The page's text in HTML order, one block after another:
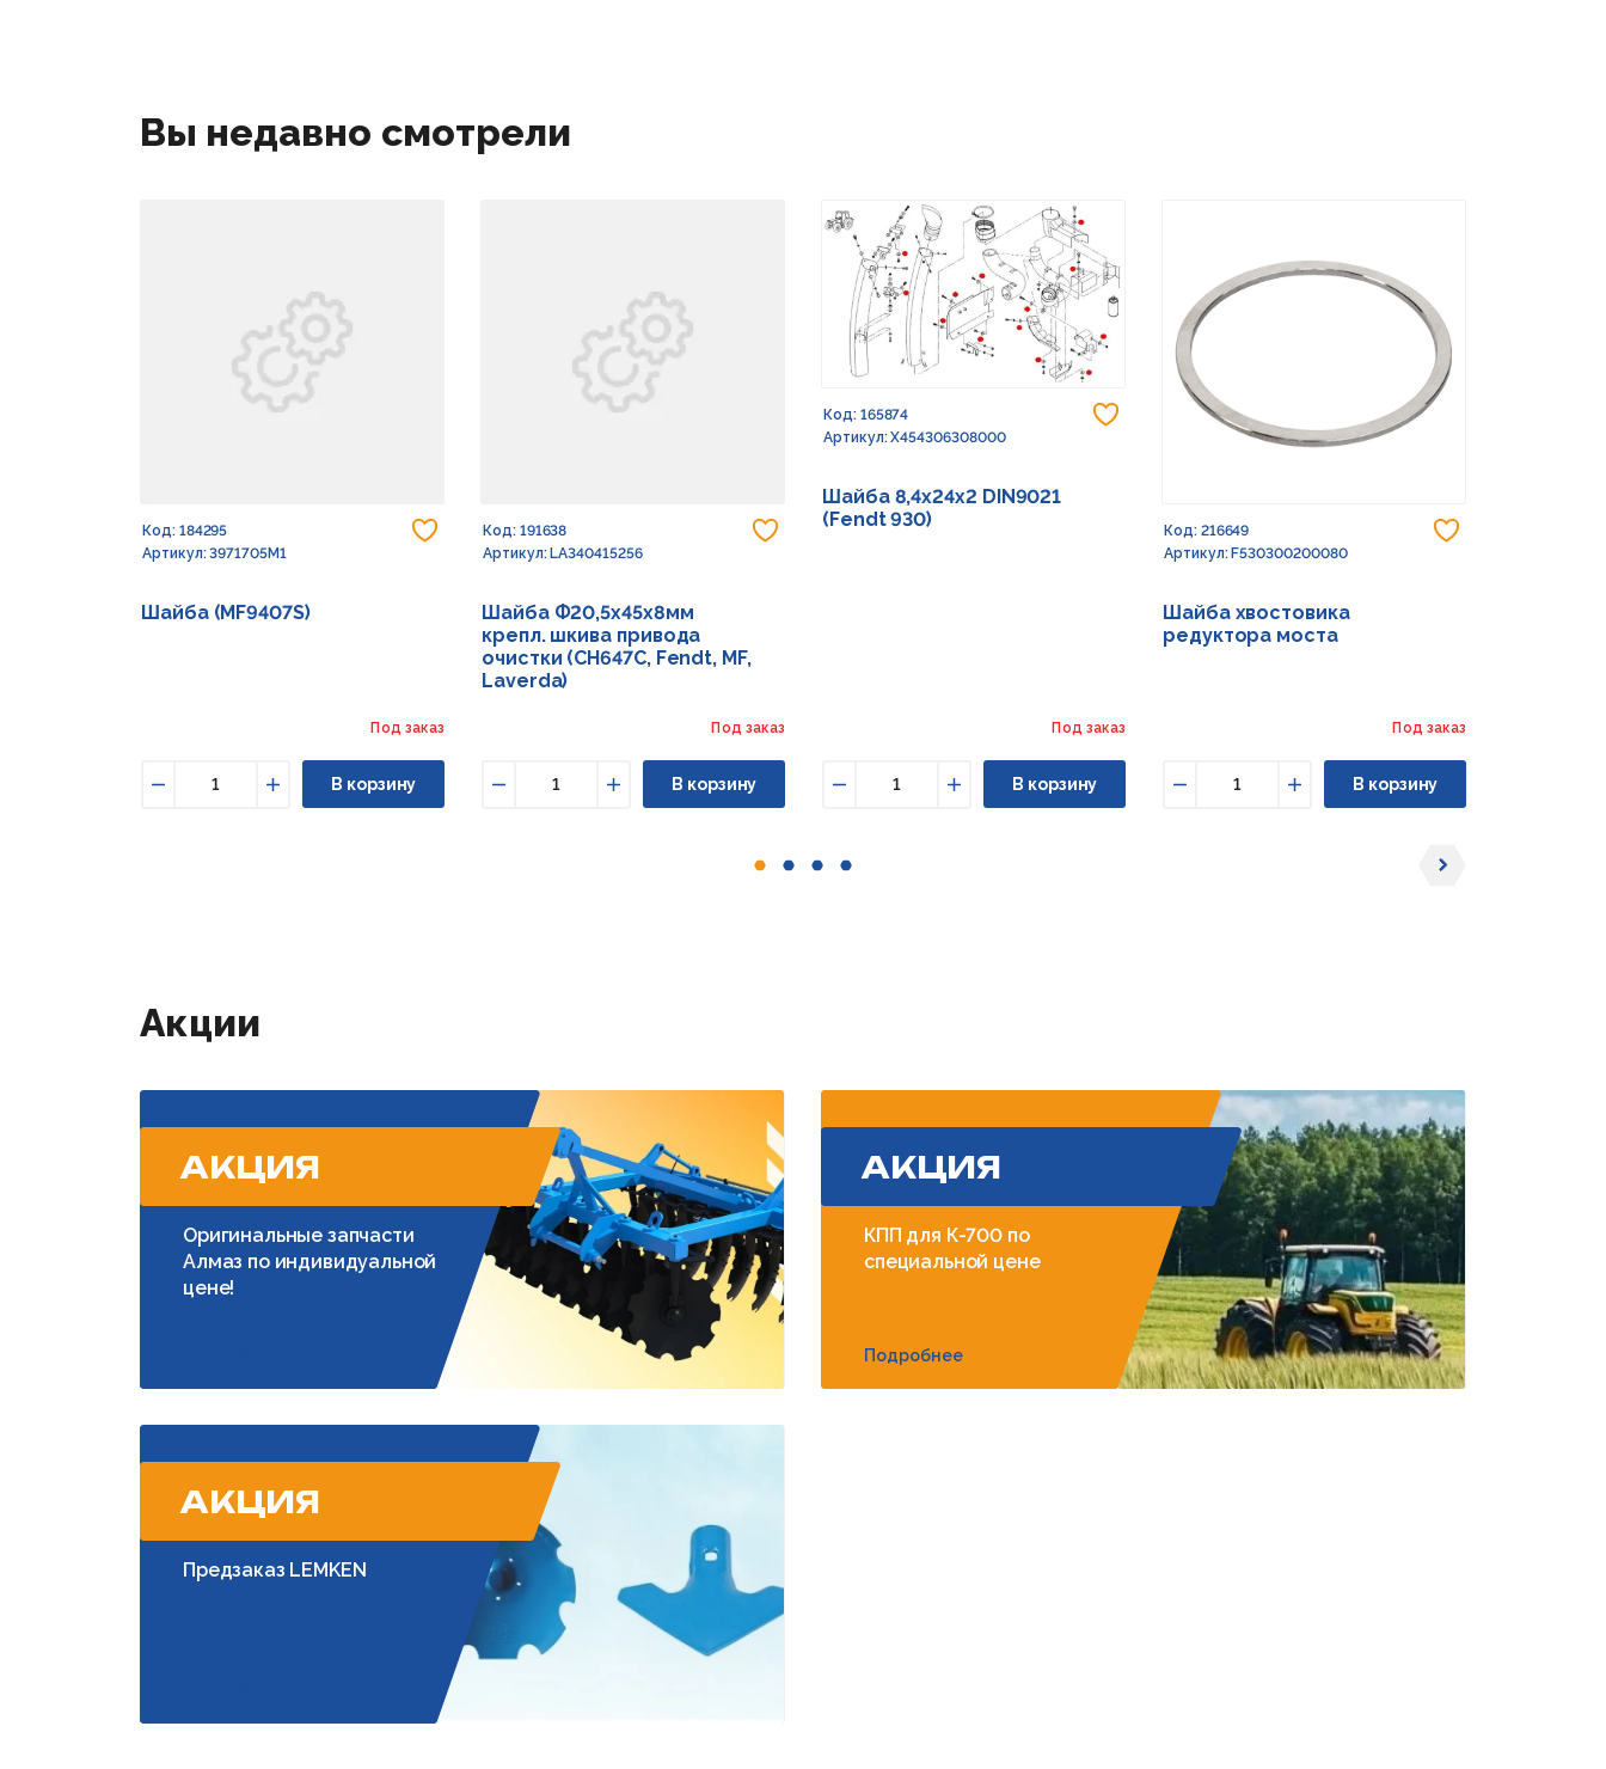
Вы недавно смотрели
Добавить в избранное
Код: 184295
Артикул: 3971705M1
Шайба (MF9407S)
Под заказ
Увеличить
В корзину
Добавить в избранное
Код: 191638
Артикул: LA340415256
Шайба Ф20,5х45х8мм
крепл. шкива привода
очистки (CH647C, Fendt, MF,
Laverda)
Под заказ
Увеличить
В корзину
Добавить в избранное
Код: 165874
Артикул: X454306308000
Шайба 8,4х24х2 DIN9021
(Fendt 930)
Под заказ
Увеличить
В корзину
Код: 216649
Артикул: F530300200080
Шайба хвостовика
редуктора моста
Под заказ
Увеличить
В корзину
Акции
АКЦИЯ
Оригинальные запчасти
Алмаз по индивидуальной
цене!
АКЦИЯ
КПП для К-700 по
специальной цене
Подробнее
АКЦИЯ
Предзаказ LEMKEN